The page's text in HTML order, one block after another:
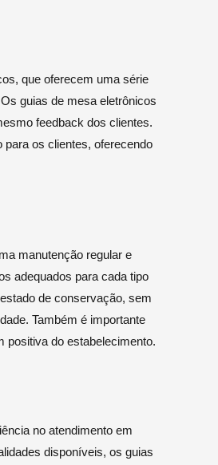
que oferecem uma série
guias de mesa eletrônicos
feedback dos clientes.
os clientes, oferecendo
manutenção regular e
adequados para cada tipo
de conservação, sem
Também é importante
positiva do estabelecimento.
no atendimento em
disponíveis, os guias